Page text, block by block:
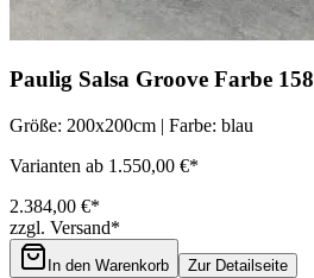
Paulig Salsa Groove Farbe 158
Größe: 200x200cm | Farbe: blau
Varianten ab 1.550,00 €*
2.384,00 €*
zzgl. Versand*
In den Warenkorb Zur Detailseite